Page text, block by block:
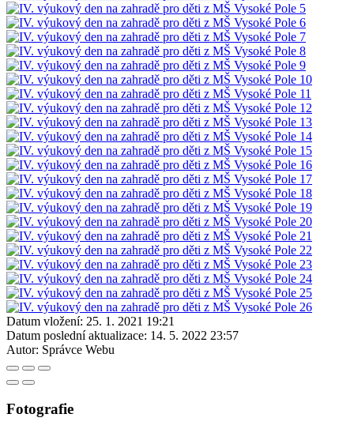
Datum vložení: 25. 1. 2021 19:21
Datum poslední aktualizace: 14. 5. 2022 23:57
Autor: Správce Webu
Fotografie